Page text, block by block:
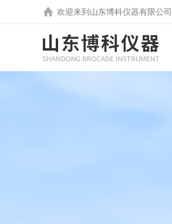
欢迎来到 山东博科仪器有限公司